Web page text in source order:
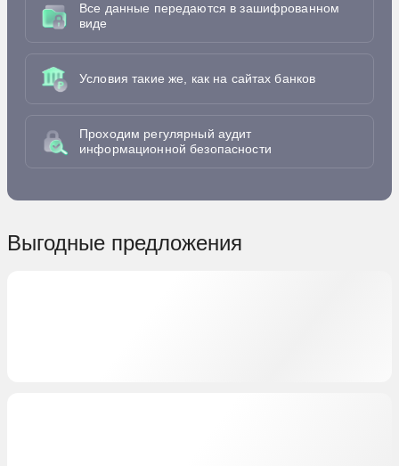
Все данные передаются в зашифрованном
виде
Условия такие же, как на сайтах банков
Проходим регулярный аудит
информационной безопасности
Выгодные предложения